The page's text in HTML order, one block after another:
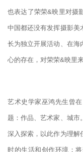
也表达了荣荣&映里对摄
中国都还没有发挥摄影美
长为独立开展活动、在海
心的存在，对荣荣&映里
艺术史学家巫鸿先生曾
题：作品、艺术家、城市
深入探索，以此作为理解
时的生活和创作环境；